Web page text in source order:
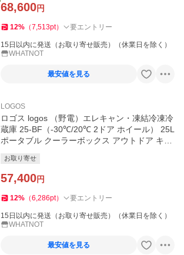
68,600円
12% （7,513pt） 要エントリー
15日以内に発送（お取り寄せ販売）（休業日を除く）
WHATNOT
最安値を見る
LOGOS
ロゴス logos （野電）エレキャン・凍結冷凍冷
蔵庫 25-BF（-30℃/20℃ 2ドア ホイール） 25L
ポータブル クーラーボックス アウトドア キャ
お取り寄せ
57,400円
12% （6,286pt） 要エントリー
15日以内に発送（お取り寄せ販売）（休業日を除く）
WHATNOT
最安値を見る